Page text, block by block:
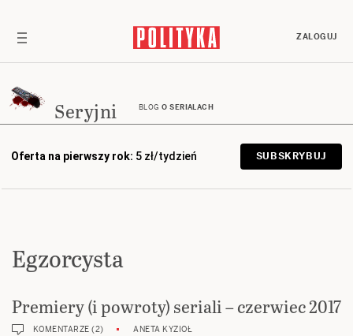
ZALOGUJ
Seryjni BLOG O SERIALACH
Oferta na pierwszy rok: 5 zł/tydzień SUBSKRYBUJ
Egzorcysta
Premiery (i powroty) seriali – czerwiec 2017
KOMENTARZE (2) ANETA KYZIOŁ